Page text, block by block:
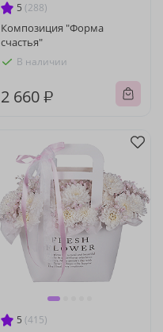
5 (288)
Композиция "Форма
счастья"
В наличии
2 660 ₽
5 (415)